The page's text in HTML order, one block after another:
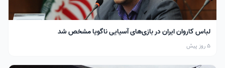
لباس کاروان ایران در بازی‌های آسیایی ناگویا مشخص شد
5 روز پیش